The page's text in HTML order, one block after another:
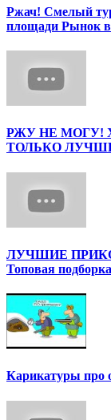
Ржач! Смелый
площади Рынок
РЖУ НЕ МОГУ!
ТОЛЬКО
ЛУЧШИЕ
Топовая
Карикатуры про